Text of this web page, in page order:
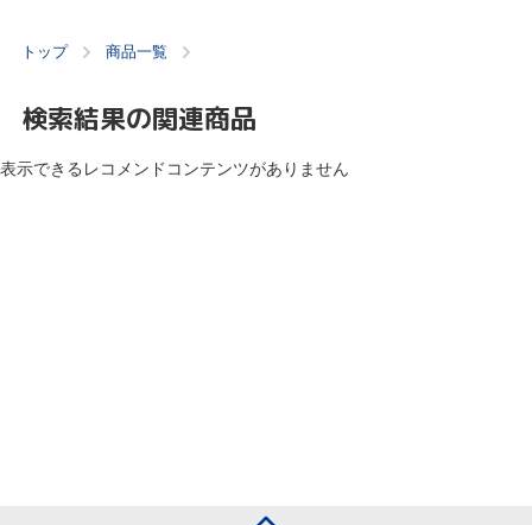
トップ 商品一覧
検索結果の関連商品
表示できるレコメンドコンテンツがありません